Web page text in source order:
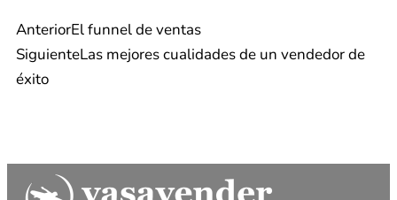
AnteriorEl funnel de ventas
SiguienteLas mejores cualidades de un vendedor de
éxito